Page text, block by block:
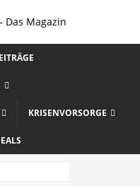
KRISENVORSORGE